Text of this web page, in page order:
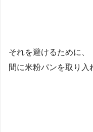
それを避けるために、
間に米粉パンを取り入